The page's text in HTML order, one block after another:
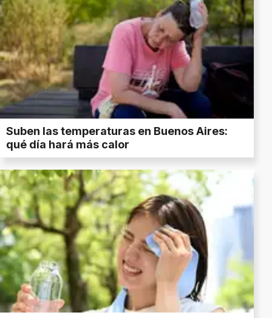
Suben las temperaturas en Buenos Aires:
qué día hará más calor